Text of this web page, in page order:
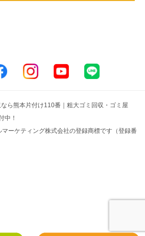
ら熊本片付け110番｜粗大ゴミ回収・ゴミ屋
中！
マーケティング株式会社の登録商標です（登録番